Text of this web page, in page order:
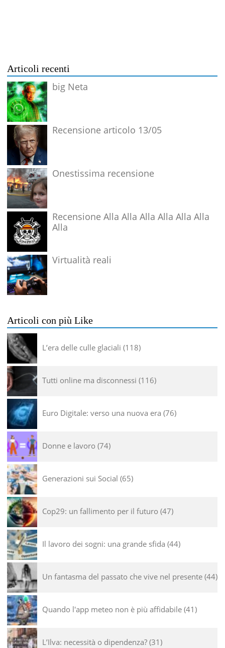
Articoli recenti
big Neta
Recensione articolo 13/05
Onestissima recensione
Recensione Alla Alla Alla Alla Alla Alla
Alla
Virtualità reali
Articoli con più Like
L’era delle culle glaciali 118
Tutti online ma disconnessi 116
Euro Digitale: verso una nuova era 76
Donne e lavoro 74
Generazioni sui Social 65
Cop29: un fallimento per il futuro 47
Il lavoro dei sogni: una grande sfida 44
Un fantasma del passato che vive nel presente 44
Quando l'app meteo non è più affidabile 41
L’Ilva: necessità o dipendenza? 31